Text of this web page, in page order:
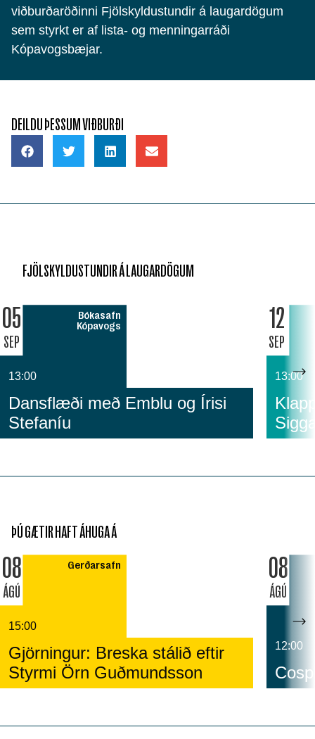
viðburðaröðinni Fjölskyldustundir á laugardögum
sem styrkt er af lista- og menningarráði
Kópavogsbæjar.
DEILDU ÞESSUM VIÐBURÐI
FJÖLSKYLDUSTUNDIR Á LAUGARDÖGUM
05
SEP
Bókasafn
Kópavogs
13:00
Dansflæði með Emblu og Írisi
Stefaníu
12
SEP
13:00
ÞÚ GÆTIR HAFT ÁHUGA Á
08
ÁGÚ
Gerðarsafn
15:00
Gjörningur: Breska stálið eftir
Styrmi Örn Guðmundsson
08
ÁGÚ
12:00